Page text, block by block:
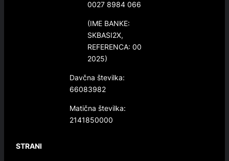
0027 8984 066
(IME BANKE:
SKBASI2X,
REFERENCA: 00
2025)
Davčna številka:
66083982
Matična številka:
2141850000
STRANI